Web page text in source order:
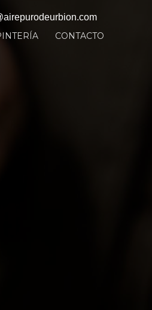
airepurodeurbion.com
CONTACTO